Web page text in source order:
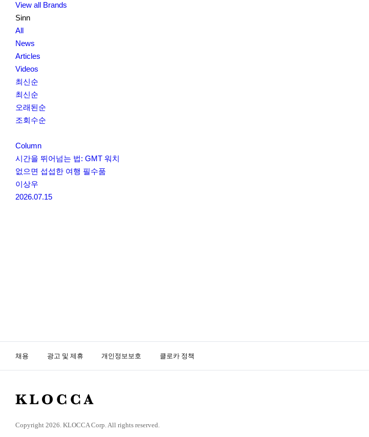
View all Brands
Sinn
All
News
Articles
Videos
최신순
최신순
오래된순
조회수순
Column
시간을 뛰어넘는 법: GMT 워치
없으면 섭섭한 여행 필수품
이상우
2026.07.15
채용 광고 및 제휴 개인정보보호 클로카 정책
K
O
Copyright 2026. KLOCCA Corp. All rights reserved.